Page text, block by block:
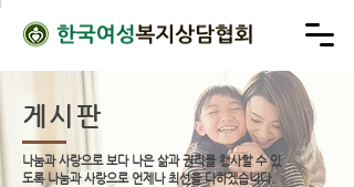
게시판
나눔과 사랑으로 보다 나은 삶과 권리를 행사할 수 있
도록 나눔과 사랑으로 언제나 최선을 다하겠습니다.